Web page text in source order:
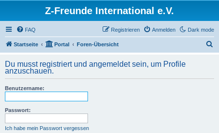
Z-Freunde International e.V.
Dark mode
FAQ Anmelden
Registrieren
Startseite Portal Foren-Übersicht
h
Du musst registriert und angemeldet sein, um Profile
anzuschauen.
Benutzername:
Passwort:
Ich habe mein Passwort vergessen